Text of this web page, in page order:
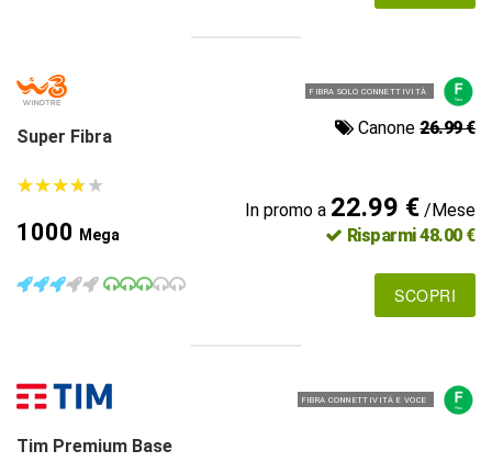
FIBRA SOLO CONNETTIVITÀ
Super Fibra Canone26.99 €
★★★★★
★★★★★
1000 Mega
In promo a 22.99 €/Mese
Risparmi 48.00 €
SCOPRI
FIBRA CONNETTIVITÀ E VOCE
Tim Premium Base